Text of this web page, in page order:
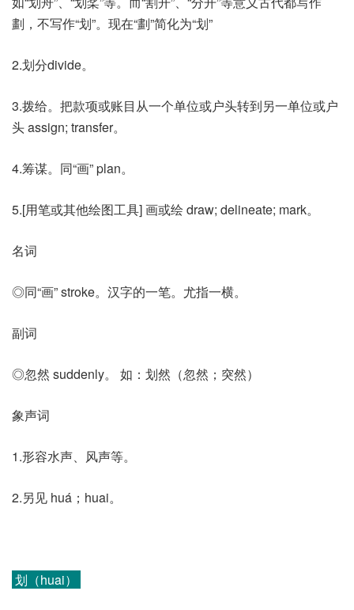
劃，不写作“划”。现在“劃”简化为“划”
2.划分divide。
3.拨给。把款项或账目从一个单位或户头转到另一单位或户
头 assign; transfer。
4.筹谋。同“画” plan。
5.[用笔或其他绘图工具] 画或绘 draw; delineate; mark。
名词
◎同“画” stroke。汉字的一笔。尤指一横。
副词
◎忽然 suddenly。 如：划然（忽然；突然）
象声词
1.形容水声、风声等。
2.另见 huá；huai。
划（huai）